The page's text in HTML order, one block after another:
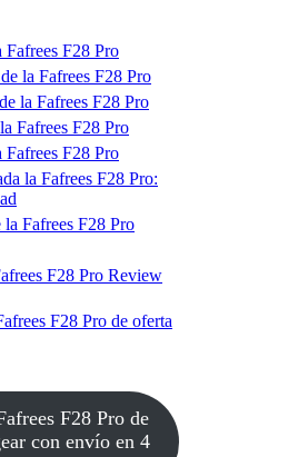
Fafrees F28 Pro
la Fafrees F28 Pro
la Fafrees F28 Pro
Fafrees F28 Pro
Fafrees F28 Pro
la Fafrees F28 Pro:
Fafrees F28 Pro
F28 Pro Review
F28 Pro de oferta
F28 Pro de
con envío en 4